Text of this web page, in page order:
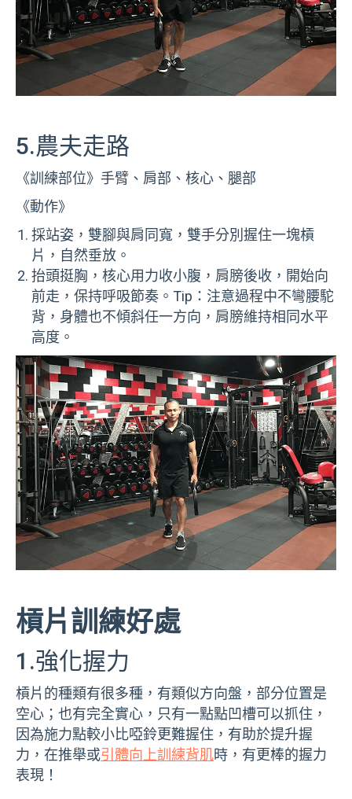
5.農夫走路
《訓練部位》手臂、肩部、核心、腿部
《動作》
採站姿，雙腳與肩同寬，雙手分別握住一塊槓
片，自然垂放。
抬頭挺胸，核心用力收小腹，肩膀後收，開始向
前走，保持呼吸節奏。Tip：注意過程中不彎腰駝
背，身體也不傾斜任一方向，肩膀維持相同水平
高度。
槓片訓練好處
1.強化握力
槓片的種類有很多種，有類似方向盤，部分位置是
空心；也有完全實心，只有一點點凹槽可以抓住，
因為施力點較小比啞鈴更難握住，有助於提升握
力，在推舉或引體向上訓練背肌時，有更棒的握力
表現！